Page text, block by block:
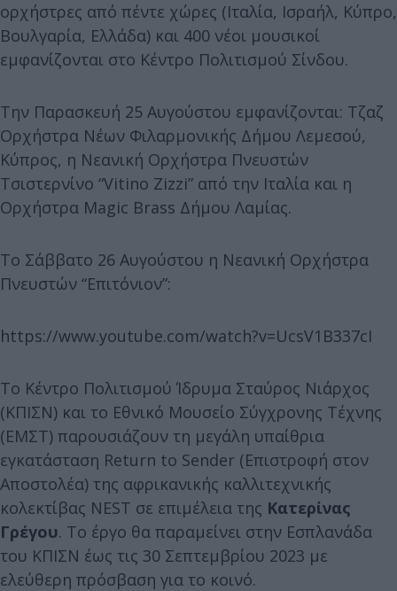
ορχήστρες από πέντε χώρες (Ιταλία, Ισραήλ, Κύπρο,
Βουλγαρία, Ελλάδα) και 400 νέοι μουσικοί
εμφανίζονται στο Κέντρο Πολιτισμού Σίνδου.
Την Παρασκευή 25 Αυγούστου εμφανίζονται: Τζαζ
Ορχήστρα Νέων Φιλαρμονικής Δήμου Λεμεσού,
Κύπρος, η Νεανική Ορχήστρα Πνευστών
Τσιστερνίνο “Vitino Zizzi” από την Ιταλία και η
Ορχήστρα Magic Brass Δήμου Λαμίας.
Το Σάββατο 26 Αυγούστου η Νεανική Ορχήστρα
Πνευστών “Επιτόνιον”:
https://www.youtube.com/watch?v=UcsV1B337cI
Το Κέντρο Πολιτισμού Ίδρυμα Σταύρος Νιάρχος
(ΚΠΙΣΝ) και το Εθνικό Μουσείο Σύγχρονης Τέχνης
(ΕΜΣΤ) παρουσιάζουν τη μεγάλη υπαίθρια
εγκατάσταση Return to Sender (Επιστροφή στον
Αποστολέα) της αφρικανικής καλλιτεχνικής
κολεκτίβας NEST σε επιμέλεια της Κατερίνας
Γρέγου. Το έργο θα παραμείνει στην Εσπλανάδα
του ΚΠΙΣΝ έως τις 30 Σεπτεμβρίου 2023 με
ελεύθερη πρόσβαση για το κοινό.